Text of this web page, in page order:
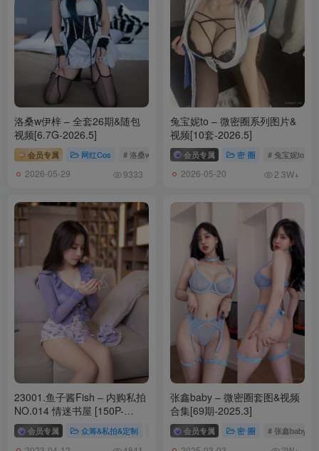
洛桑w伊梓 – 全套26期&随包
视频[6.7G-2026.5]
会员专属 网红Cos # 洛桑w伊梓
2026-05-29 9333
兔宝妮to – 微密圈系列图片&
视频[10套-2026.5]
会员专属 密⋅圈 # 兔宝妮to
2026-05-20 2.3W+
23001.鱼子酱Fish – 内购私拍
NO.014 情迷书屋 [150P-
1.90GB]
会员专属 众筹&私拍&定制 # 鱼子酱Fish # 鱼子酱Fish内购私拍
张鑫baby – 微密圈套图&视频
合集[69期-2025.3]
会员专属 密⋅圈 # 张鑫baby